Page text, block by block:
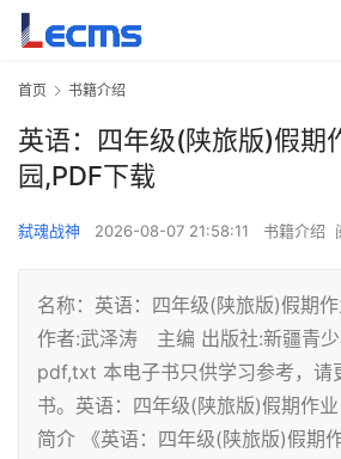
首页 书籍介绍
英语：四年级(陕旅版)假期
园,PDF下载
弑魂战神 2026-08-07 21:58:11 书籍介绍
名称：英语：四年级(陕旅版)假期
作者:武泽涛 主编 出版社:新疆青少
pdf,txt 本电子书只供学习参考，请
书。英语：四年级(陕旅版)假期作
简介 《英语：四年级(陕旅版)假期